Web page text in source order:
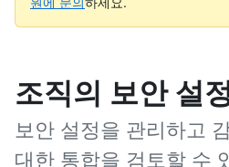
조직의 보안 설
보안 설정을 관리하고
대한 통합을 검토할 수